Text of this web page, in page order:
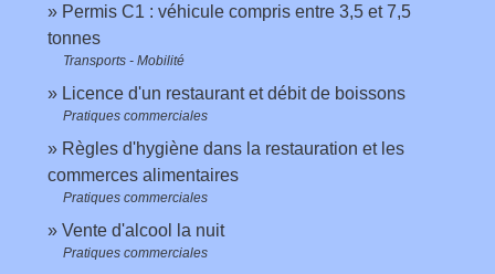
Permis C1 : véhicule compris entre 3,5 et 7,5
tonnes
Transports - Mobilité
Licence d'un restaurant et débit de boissons
Pratiques commerciales
Règles d'hygiène dans la restauration et les
commerces alimentaires
Pratiques commerciales
Vente d'alcool la nuit
Pratiques commerciales